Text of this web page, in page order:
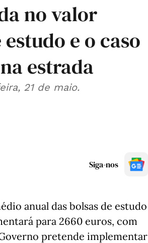
no valor
e o caso
estrada
21 de maio.
Siga-nos
anual das bolsas de estudo
para 2660 euros, com
pretende implementar